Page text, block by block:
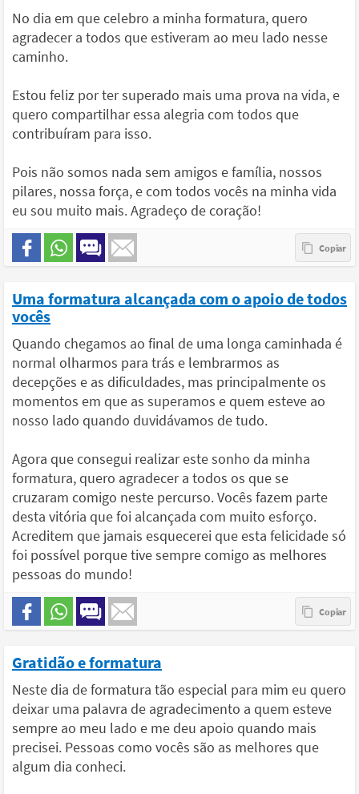
No dia em que celebro a minha formatura, quero
agradecer a todos que estiveram ao meu lado nesse
caminho.
Estou feliz por ter superado mais uma prova na vida, e
quero compartilhar essa alegria com todos que
contribuíram para isso.
Pois não somos nada sem amigos e família, nossos
pilares, nossa força, e com todos vocês na minha vida
eu sou muito mais. Agradeço de coração!
Uma formatura alcançada com o apoio de todos
vocês
Quando chegamos ao final de uma longa caminhada é
normal olharmos para trás e lembrarmos as
decepções e as dificuldades, mas principalmente os
momentos em que as superamos e quem esteve ao
nosso lado quando duvidávamos de tudo.
Agora que consegui realizar este sonho da minha
formatura, quero agradecer a todos os que se
cruzaram comigo neste percurso. Vocês fazem parte
desta vitória que foi alcançada com muito esforço.
Acreditem que jamais esquecerei que esta felicidade só
foi possível porque tive sempre comigo as melhores
pessoas do mundo!
Gratidão e formatura
Neste dia de formatura tão especial para mim eu quero
deixar uma palavra de agradecimento a quem esteve
sempre ao meu lado e me deu apoio quando mais
precisei. Pessoas como vocês são as melhores que
algum dia conheci.